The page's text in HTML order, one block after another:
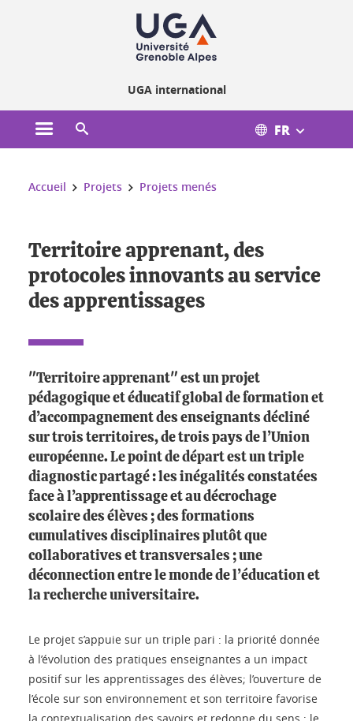
UGA international
Ouvrir le menu principal FR
Vous êtes ici :
Accueil Projets Projets menés
Territoire apprenant, des
protocoles innovants au service
des apprentissages
"Territoire apprenant" est un projet
pédagogique et éducatif global de formation et
d’accompagnement des enseignants décliné
sur trois territoires, de trois pays de l’Union
européenne. Le point de départ est un triple
diagnostic partagé : les inégalités constatées
face à l’apprentissage et au décrochage
scolaire des élèves ; des formations
cumulatives disciplinaires plutôt que
collaboratives et transversales ; une
déconnection entre le monde de l’éducation et
la recherche universitaire.
Le projet s’appuie sur un triple pari : la priorité donnée
à l’évolution des pratiques enseignantes a un impact
positif sur les apprentissages des élèves; l’ouverture de
l’école sur son environnement et son territoire favorise